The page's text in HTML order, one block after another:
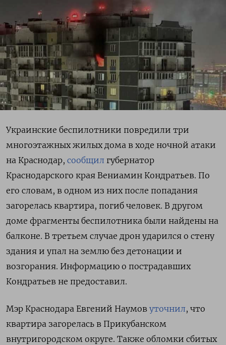
Украинские беспилотники повредили три
многоэтажных жилых дома в ходе ночной атаки
на Краснодар, сообщил губернатор
Краснодарского края Вениамин Кондратьев. По
его словам, в одном из них после попадания
загорелась квартира, погиб человек. В другом
доме фрагменты беспилотника были найдены на
балконе. В третьем случае дрон ударился о стену
здания и упал на землю без детонации и
возгорания. Информацию о пострадавших
Кондратьев не предоставил.
Мэр Краснодара Евгений Наумов уточнил, что
квартира загорелась в Прикубанском
внутригородском округе. Также обломки сбитых